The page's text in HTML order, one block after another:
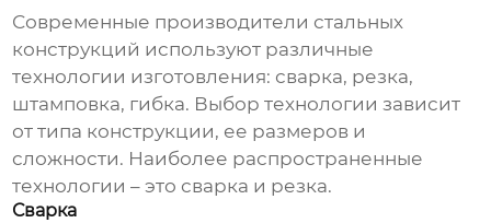
Современные производители стальных
конструкций используют различные
технологии изготовления: сварка, резка,
штамповка, гибка. Выбор технологии зависит
от типа конструкции, ее размеров и
сложности. Наиболее распространенные
технологии – это сварка и резка.
Сварка